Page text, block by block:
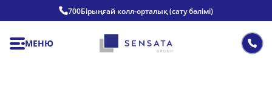
700Бірыңғай колл-орталық (сату бөлімі)
МЕНЮ